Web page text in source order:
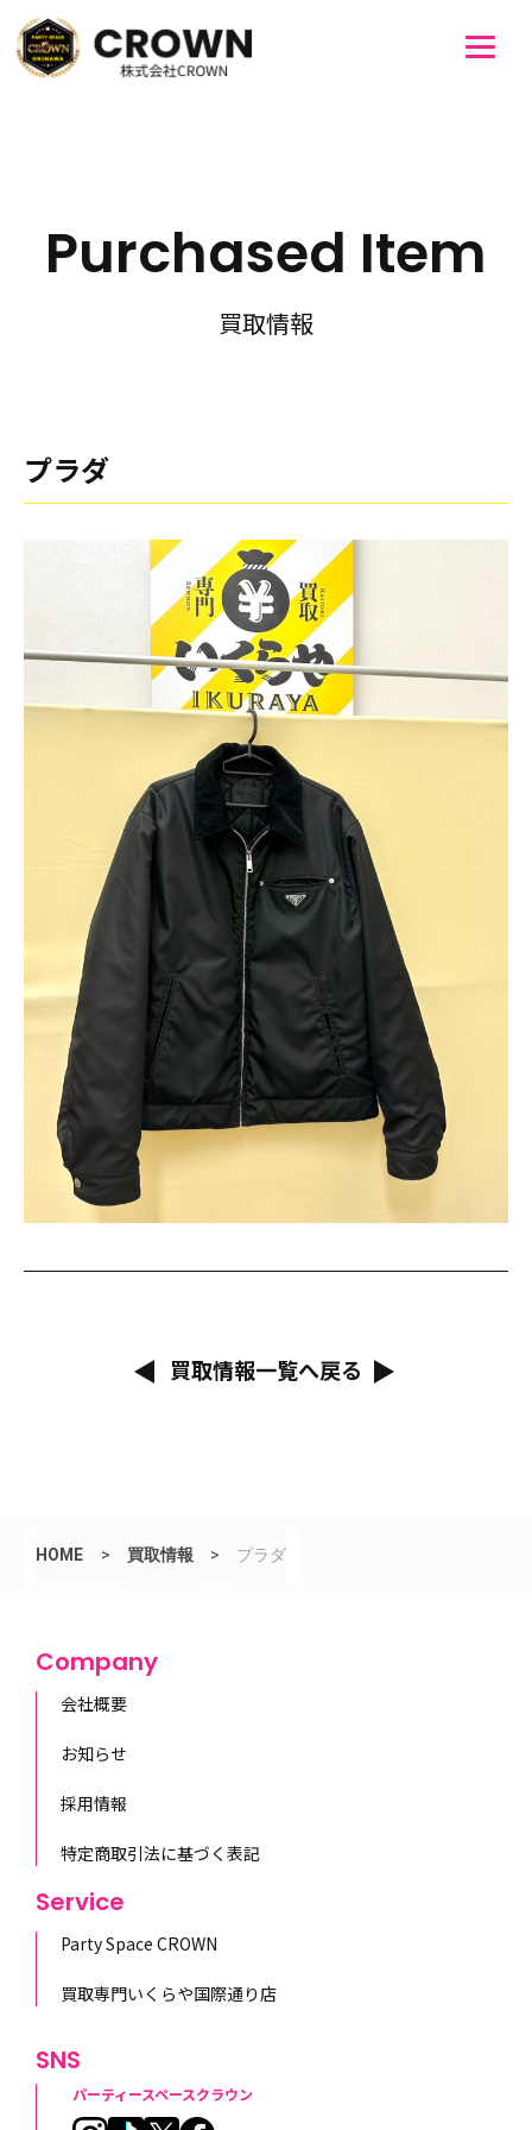
Purchased Item
買取情報
プラダ
買取情報一覧へ戻る
HOME > 買取情報 > プラダ
Company
会社概要
お知らせ
採用情報
特定商取引法に基づく表記
Service
Party Space CROWN
買取専門いくらや国際通り店
SNS
パーティースペースクラウン